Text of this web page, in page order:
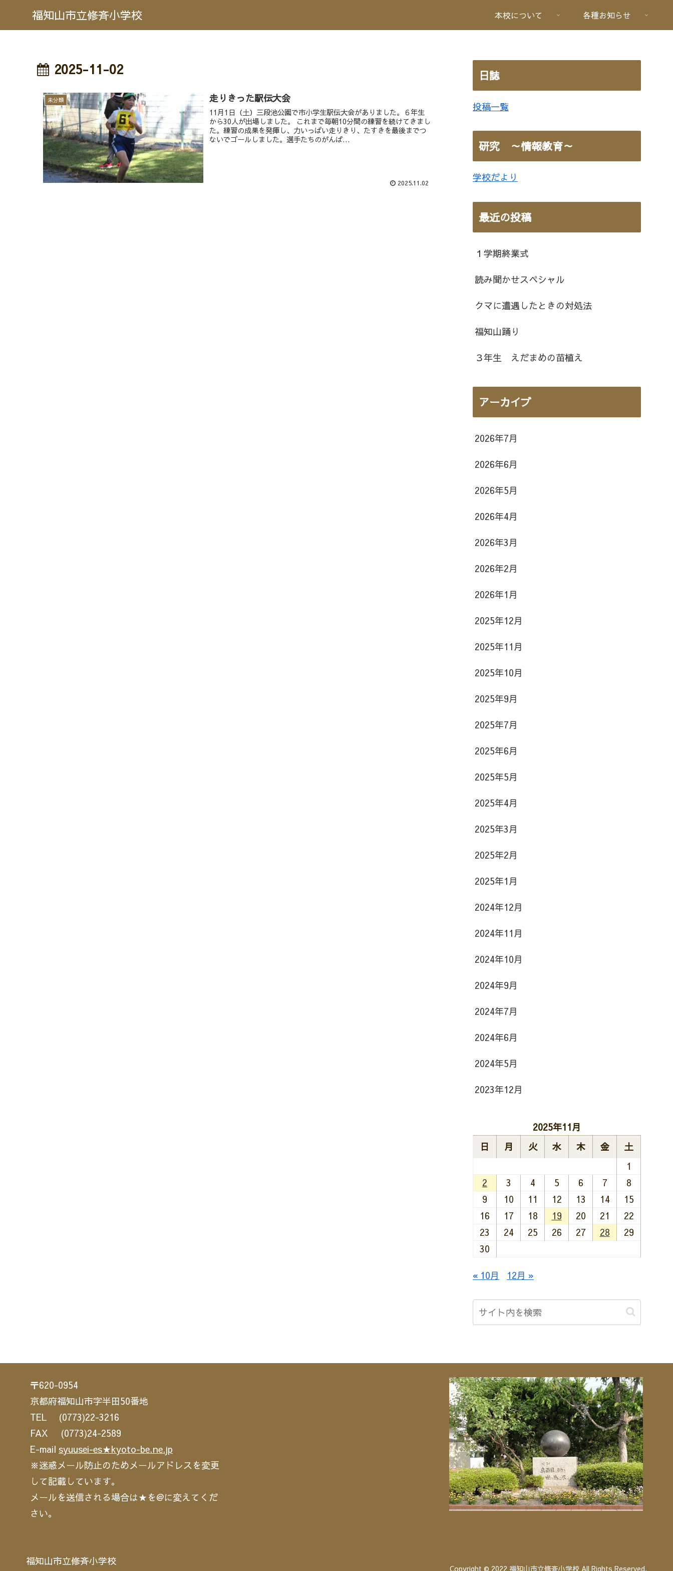
福知山市立修斉小学校 本校について 各種お知らせ
2025-11-02
未分類 走りきった駅伝大会
11月1日（土）三段池公園で市小学生駅伝大会がありました。６年生
から30人が出場しました。 これまで毎朝10分間の練習を続けてきまし
た。練習の成果を発揮し、力いっぱい走りきり、たすきを最後までつ
ないでゴールしました。選手たちのがんば...
2025.11.02
日誌
投稿一覧
研究 ～情報教育～
学校だより
最近の投稿
１学期終業式
読み聞かせスペシャル
クマに遭遇したときの対処法
福知山踊り
３年生 えだまめの苗植え
アーカイブ
2026年7月
2026年6月
2026年5月
2026年4月
2026年3月
2026年2月
2026年1月
2025年12月
2025年11月
2025年10月
2025年9月
2025年7月
2025年6月
2025年5月
2025年4月
2025年3月
2025年2月
2025年1月
2024年12月
2024年11月
2024年10月
2024年9月
2024年7月
2024年6月
2024年5月
2023年12月
2025年11月
日
月 火 水 木 金
土
1
2
3 4 5 6 7
8
9
10 11 12 13 14
15
16
17 18 19 20 21
22
23
24 25 26 27 28
29
30
« 10月 12月 »
〒620-0954
京都府福知山市字半田50番地
TEL (0773)22-3216
FAX (0773)24-2589
E-mail syuusei-es★kyoto-be.ne.jp
※迷惑メール防止のためメールアドレスを変更
して記載しています。
メールを送信される場合は★を@に変えてくだ
さい。
福知山市立修斉小学校
Copyright © 2022 福知山市立修斉小学校 All Rights Reserved.